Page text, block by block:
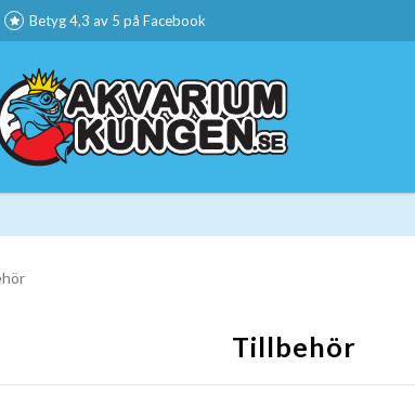
Betyg 4,3 av 5 på Facebook
Tillbehör